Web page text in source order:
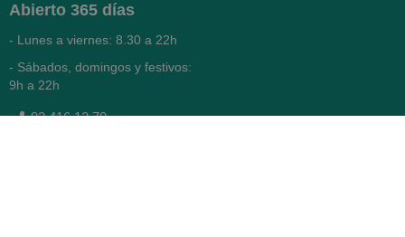
Abierto 365 días
- Lunes a viernes: 8.30 a 22h
- Sábados, domingos y festivos:
9h a 22h
93 416 12 70